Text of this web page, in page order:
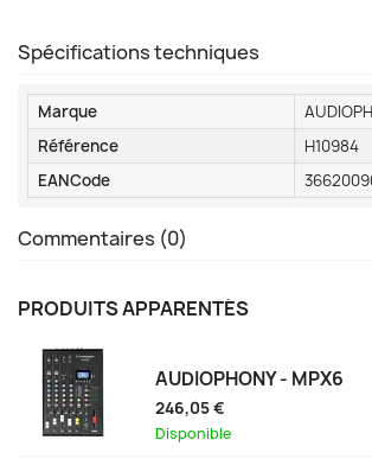
Spécifications techniques
Marque
Référence
H10984
EANCode
Commentaires (0)
PRODUITS APPARENTÉS
AUDIOPHONY - MPX6
246,05 €
Disponible